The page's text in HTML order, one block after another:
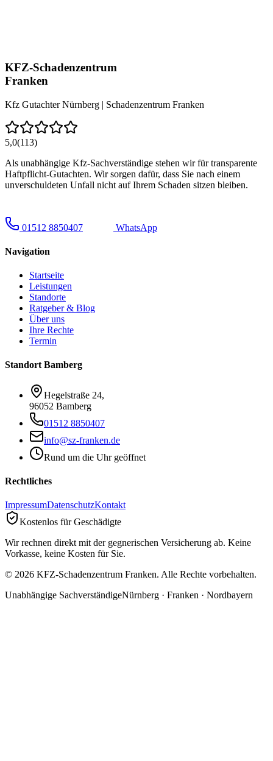
KFZ-Schadenzentrum
Franken
Kfz Gutachter Nürnberg | Schadenzentrum Franken
5,0(113)
Als unabhängige Kfz-Sachverständige stehen wir für transparente
Haftpflicht-Gutachten. Wir sorgen dafür, dass Sie nach einem
unverschuldeten Unfall nicht auf Ihrem Schaden sitzen bleiben.
01512 8850407 WhatsApp
Navigation
Startseite
Leistungen
Standorte
Ratgeber & Blog
Über uns
Ihre Rechte
Termin
Standort Bamberg
Hegelstraße 24,
96052 Bamberg
01512 8850407
info@sz-franken.de
Rund um die Uhr geöffnet
Rechtliches
ImpressumDatenschutzKontakt
Kostenlos für Geschädigte
Wir rechnen direkt mit der gegnerischen Versicherung ab. Keine
Vorkasse, keine Kosten für Sie.
© 2026 KFZ-Schadenzentrum Franken. Alle Rechte vorbehalten.
Unabhängige SachverständigeNürnberg · Franken · Nordbayern